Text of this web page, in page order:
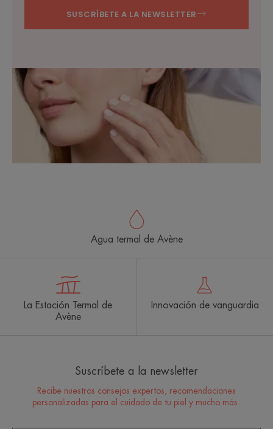
SUSCRÍBETE A LA NEWSLETTER
Agua termal de Avène
La Estación Termal de
Avène
Innovación de vanguardia
Suscríbete a la newsletter
Recibe nuestros consejos expertos, recomendaciones
personalizadas para el cuidado de tu piel y mucho más.